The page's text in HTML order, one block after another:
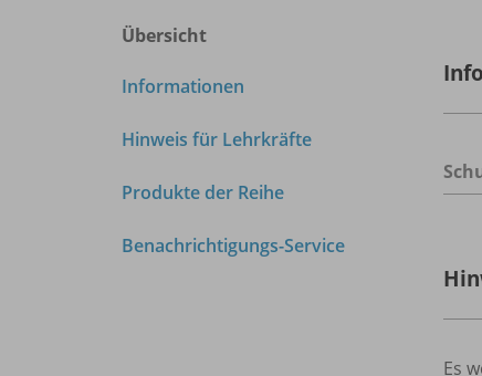
Übersicht
Informationen
Hinweis für Lehrkräfte
Produkte der Reihe
Benachrichtigungs-Service
Es